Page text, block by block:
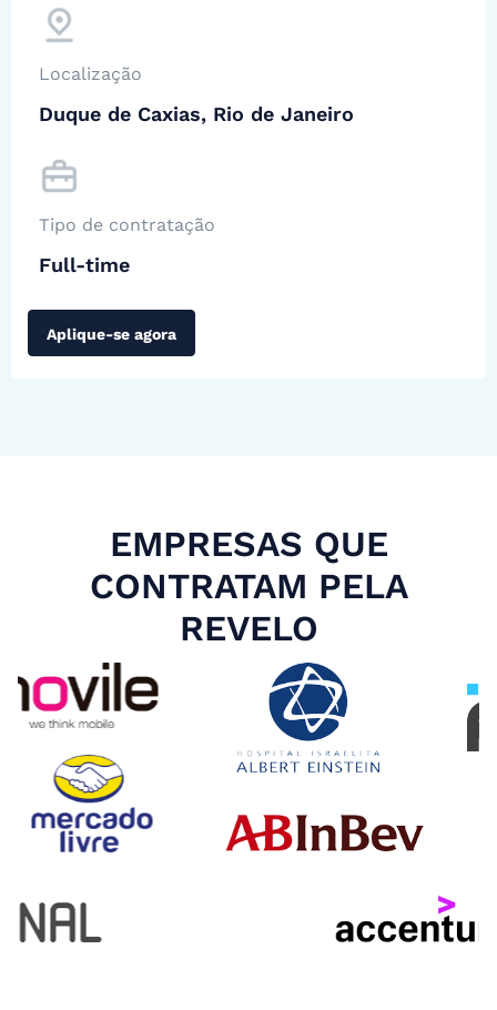
Localização
Duque de Caxias, Rio de Janeiro
Tipo de contratação
Full-time
Aplique-se agora
EMPRESAS QUE
CONTRATAM PELA
REVELO